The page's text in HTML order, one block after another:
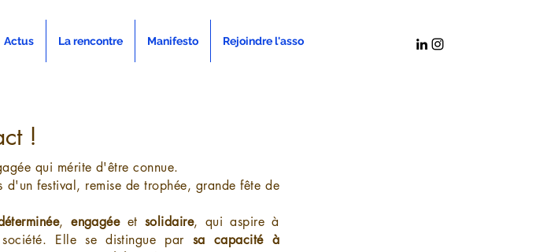
Actus La rencontre Manifesto Rejoindre l'asso
!
qui mérite d'être connue.
d'un festival, remise de trophée, grande fête de
,engagée et solidaire, qui aspire à
Elle se distingue par sa capacité à